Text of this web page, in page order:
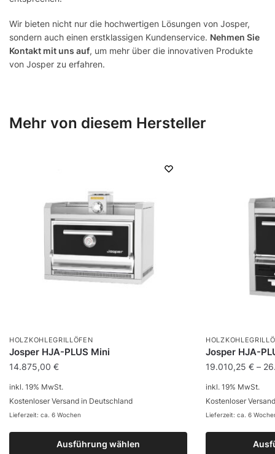
Wir bieten nicht nur die hochwertigen Lösungen von Josper,
sondern auch einen erstklassigen Kundenservice. Nehmen Sie
Kontakt mit uns auf, um mehr über die innovativen Produkte
von Josper zu erfahren.
Mehr von diesem Hersteller
HOLZKOHLEGRILLÖFEN
Josper HJA-PLUS Mini
14.875,00 €
Ausführung wählen
inkl. 19% MwSt.
Kostenloser Versand in Deutschland
Lieferzeit: ca. 6 Wochen
Josper HJA-
19.010,25 € –
inkl. 19% MwSt.
Kostenloser
Lieferzeit: ca. 6